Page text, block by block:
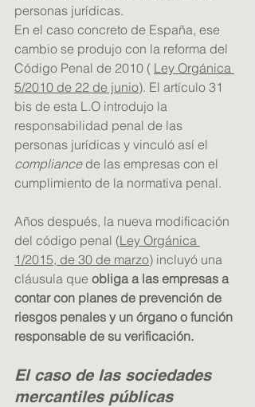
personas jurídicas.
En el caso concreto de España, ese
cambio se produjo con la reforma del
Código Penal de 2010 ( Ley Orgánica
5/2010 de 22 de junio). El artículo 31
bis de esta L.O introdujo la
responsabilidad penal de las
personas jurídicas y vinculó así el
compliance de las empresas con el
cumplimiento de la normativa penal.
Años después, la nueva modificación
del código penal (Ley Orgánica
1/2015, de 30 de marzo) incluyó una
cláusula que obliga a las empresas a
contar con planes de prevención de
riesgos penales y un órgano o función
responsable de su verificación.
El caso de las sociedades
mercantiles públicas